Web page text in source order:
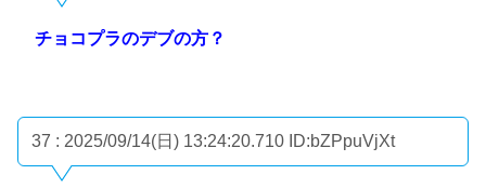
チョコプラのデブの方？
37 : 2025/09/14(日) 13:24:20.710 ID:bZPpuVjXt